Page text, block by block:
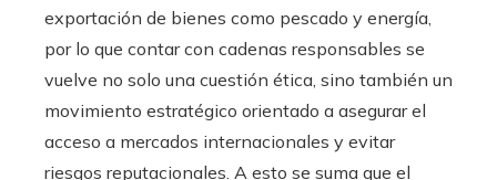
exportación de bienes como pescado y energía,
por lo que contar con cadenas responsables se
vuelve no solo una cuestión ética, sino también un
movimiento estratégico orientado a asegurar el
acceso a mercados internacionales y evitar
riesgos reputacionales. A esto se suma que el